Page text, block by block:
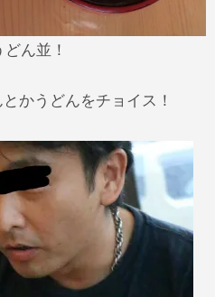
ん並！
かうどんをチョイス！